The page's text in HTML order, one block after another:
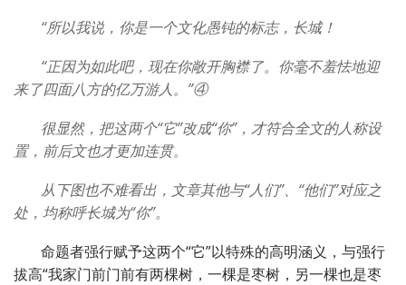
“所以我说，你是一个文化愚钝的标志，长城！
“正因为如此吧，现在你敞开胸襟了。你毫不羞怯地迎
来了四面八方的亿万游人。”④
很显然，把这两个“它”改成“你”，才符合全文的人称设
置，前后文也才更加连贯。
从下图也不难看出，文章其他与“人们”、“他们”对应之
处，均称呼长城为“你”。
命题者强行赋予这两个“它”以特殊的高明涵义，与强行
拔高“我家门前门前有两棵树，一棵是枣树，另一棵也是枣